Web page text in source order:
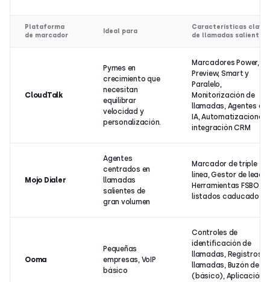
Plataforma
de marcador
Ideal para
Características clave
de llamadas salientes
CloudTalk
Pymes en
crecimiento que
necesitan
equilibrar
velocidad y
personalización.
Marcadores Power,
Preview, Smart y
Paralelo,
Monitorización de
llamadas, Agentes de
IA, Automatizaciones
integración CRM
Mojo Dialer
Agentes
centrados en
llamadas
salientes de
gran volumen
Marcador de triple
línea, Gestor de leads,
Herramientas FSBO y
listados caducados
Ooma
Pequeñas
empresas, VoIP
básico
Controles de
identificación de
llamadas, Registros
llamadas, Buzón de
(básico), Aplicación